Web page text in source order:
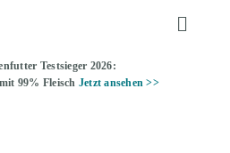
Toggle
KATZENFUTTER
Testsieger 2026:
99% Fleisch Jetzt ansehen >>